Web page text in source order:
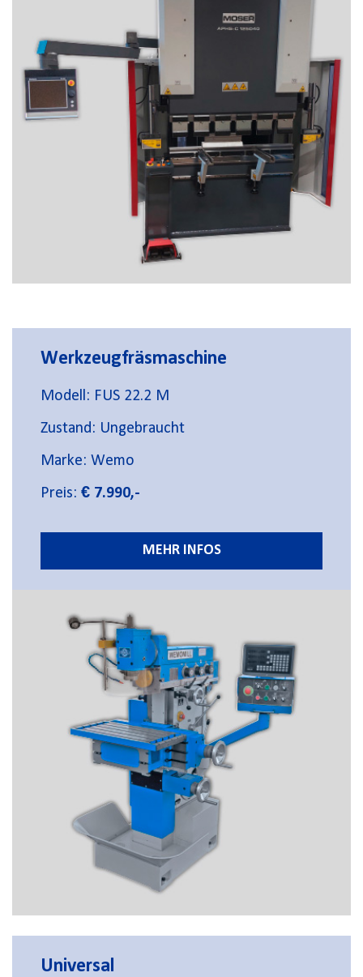
Werkzeugfräsmaschine
Modell: FUS 22.2 M
Zustand: Ungebraucht
Marke: Wemo
Preis: € 7.990,-
MEHR INFOS
Universal